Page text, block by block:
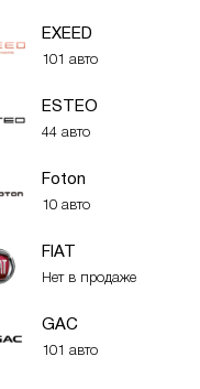
EXEED
101 авто
ESTEO
44 авто
Foton
10 авто
FIAT
Нет в продаже
GAC
101 авто